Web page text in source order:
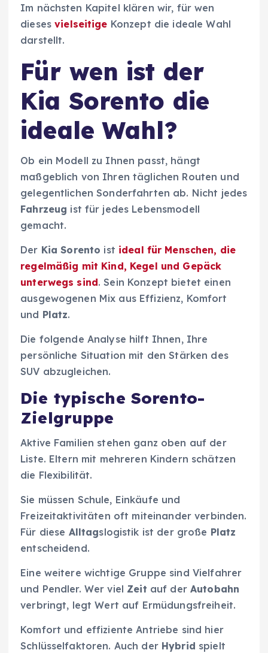
Im nächsten Kapitel klären wir, für wen
diesesvielseitige Konzept die ideale Wahl
darstellt.
Für wen ist der
Kia Sorento die
ideale Wahl?
Ob ein Modell zu Ihnen passt, hängt
maßgeblich von Ihren täglichen Routen und
gelegentlichen Sonderfahrten ab. Nicht jedes
Fahrzeug ist für jedes Lebensmodell
gemacht.
Der Kia Sorento ist ideal für Menschen, die
regelmäßig mit Kind, Kegel und Gepäck
unterwegs sind. Sein Konzept bietet einen
ausgewogenen Mix aus Effizienz, Komfort
und Platz.
Die folgende Analyse hilft Ihnen, Ihre
persönliche Situation mit den Stärken des
SUV abzugleichen.
Die typische Sorento-
Zielgruppe
Aktive Familien stehen ganz oben auf der
Liste. Eltern mit mehreren Kindern schätzen
die Flexibilität.
Sie müssen Schule, Einkäufe und
Freizeitaktivitäten oft miteinander verbinden.
Für diese Alltagslogistik ist der große Platz
entscheidend.
Eine weitere wichtige Gruppe sind Vielfahrer
und Pendler. Wer viel Zeit auf derAutobahn
verbringt, legt Wert auf Ermüdungsfreiheit.
Komfort und effiziente Antriebe sind hier
Schlüsselfaktoren. Auch der Hybrid spielt